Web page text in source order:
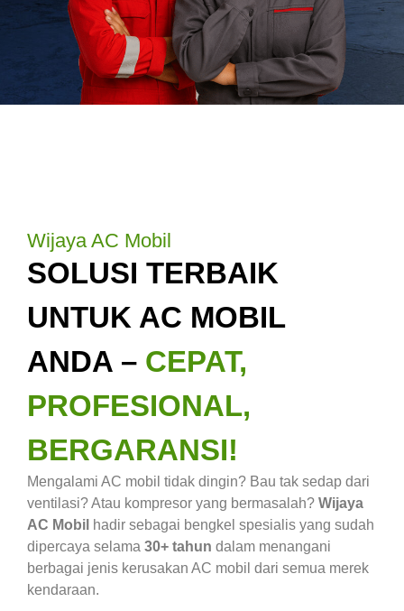
Wijaya AC Mobil
SOLUSI TERBAIK
UNTUK AC MOBIL
ANDA – CEPAT,
PROFESIONAL,
BERGARANSI!
Mengalami AC mobil tidak dingin? Bau tak sedap dari
ventilasi? Atau kompresor yang bermasalah? Wijaya
AC Mobil hadir sebagai bengkel spesialis yang sudah
dipercaya selama 30+ tahun dalam menangani
berbagai jenis kerusakan AC mobil dari semua merek
kendaraan.